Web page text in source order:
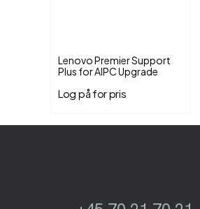
Lenovo Premier Support
Plus for AIPC Upgrade
Log på for pris